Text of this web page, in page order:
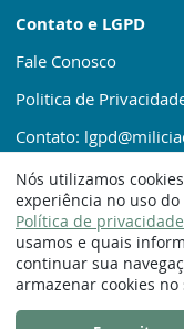
Contato e LGPD
Fale Conosco
Politica de
Contato:
©
Nós utilizamos
experiência no uso do
Política de privacidade
usamos e quais
continuar sua
armazenar cookies